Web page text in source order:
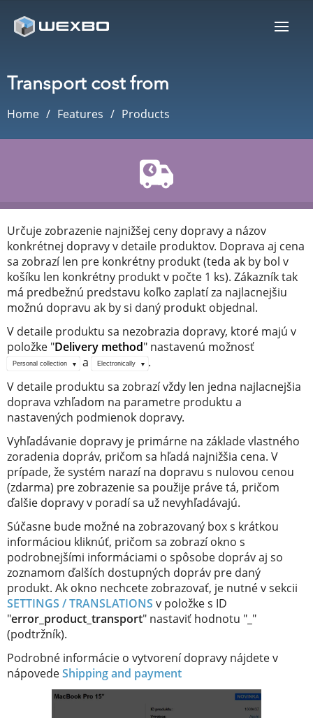
Transport cost from
Home Features Products
Určuje zobrazenie najnižšej ceny dopravy a názov
konkrétnej dopravy v detaile produktov. Doprava aj cena
sa zobrazí len pre konkrétny produkt (teda ak by bol v
košíku len konkrétny produkt v počte 1 ks). Zákazník tak
má predbežnú predstavu koľko zaplatí za najlacnejšiu
možnú dopravu ak by si daný produkt objednal.
V detaile produktu sa nezobrazia dopravy, ktoré majú v
položke "Delivery method" nastavenú možnosť
Personal collection a Electronically
.
V detaile produktu sa zobrazí vždy len jedna najlacnejšia
doprava vzhľadom na parametre produktu a
nastavených podmienok dopravy.
Vyhľadávanie dopravy je primárne na základe vlastného
zoradenia dopráv, pričom sa hľadá najnižšia cena. V
prípade, že systém narazí na dopravu s nulovou cenou
(zdarma) pre zobrazenie sa použije práve tá, pričom
ďalšie dopravy v poradí sa už nevyhľadávajú.
Súčasne bude možné na zobrazovaný box s krátkou
informáciou kliknúť, pričom sa zobrazí okno s
podrobnejšími informáciami o spôsobe dopráv aj so
zoznamom ďalších dostupných dopráv pre daný
produkt. Ak okno nechcete zobrazovať, je nutné v sekcii
SETTINGS / TRANSLATIONS v položke s ID
"error_product_transport" nastaviť hodnotu " "
(podtržník).
Podrobné informácie o vytvorení dopravy nájdete v
nápovedeShipping and payment